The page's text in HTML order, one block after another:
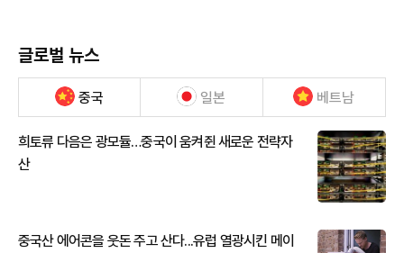
글로벌 뉴스
중국 일본 베트남
희토류 다음은 광모듈…중국이 움켜쥔 새로운 전략자
산
중국산 에어콘을 웃돈 주고 산다...유럽 열광시킨 메이